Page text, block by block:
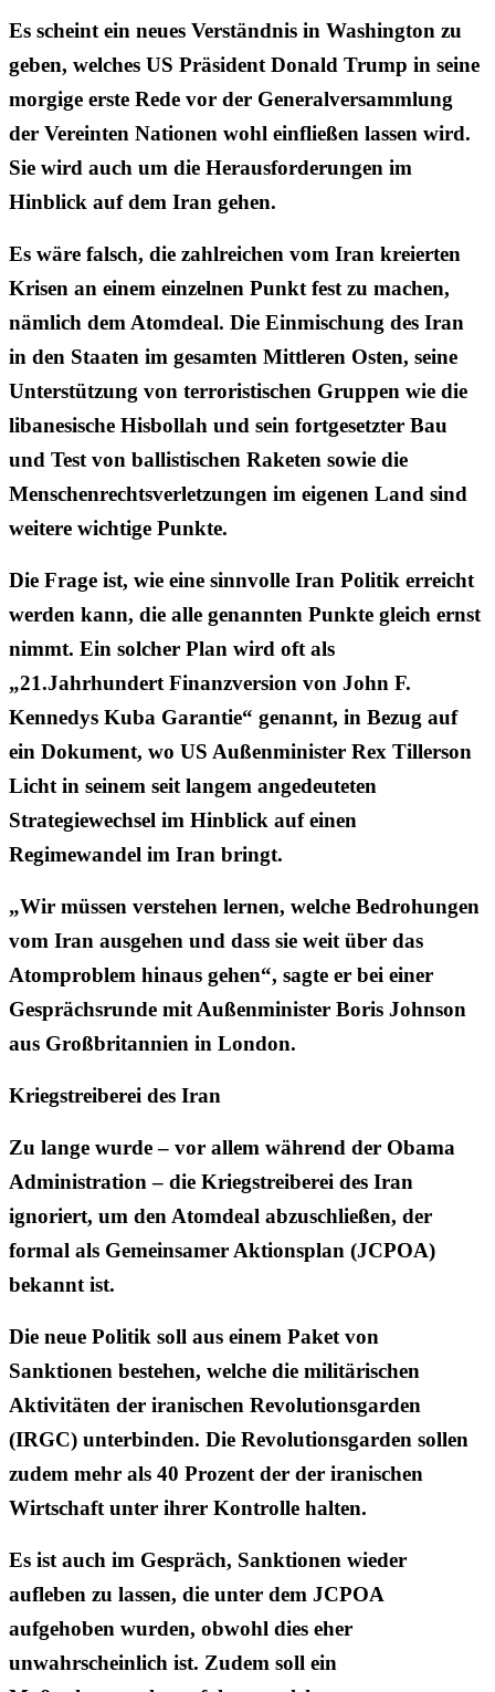
Es scheint ein neues Verständnis in Washington zu
geben, welches US Präsident Donald Trump in seine
morgige erste Rede vor der Generalversammlung
der Vereinten Nationen wohl einfließen lassen wird.
Sie wird auch um die Herausforderungen im
Hinblick auf dem Iran gehen.
Es wäre falsch, die zahlreichen vom Iran kreierten
Krisen an einem einzelnen Punkt fest zu machen,
nämlich dem Atomdeal. Die Einmischung des Iran
in den Staaten im gesamten Mittleren Osten, seine
Unterstützung von terroristischen Gruppen wie die
libanesische Hisbollah und sein fortgesetzter Bau
und Test von ballistischen Raketen sowie die
Menschenrechtsverletzungen im eigenen Land sind
weitere wichtige Punkte.
Die Frage ist, wie eine sinnvolle Iran Politik erreicht
werden kann, die alle genannten Punkte gleich ernst
nimmt. Ein solcher Plan wird oft als
„21.Jahrhundert Finanzversion von John F.
Kennedys Kuba Garantie“ genannt, in Bezug auf
ein Dokument, wo US Außenminister Rex Tillerson
Licht in seinem seit langem angedeuteten
Strategiewechsel im Hinblick auf einen
Regimewandel im Iran bringt.
„Wir müssen verstehen lernen, welche Bedrohungen
vom Iran ausgehen und dass sie weit über das
Atomproblem hinaus gehen“, sagte er bei einer
Gesprächsrunde mit Außenminister Boris Johnson
aus Großbritannien in London.
Kriegstreiberei des Iran
Zu lange wurde – vor allem während der Obama
Administration – die Kriegstreiberei des Iran
ignoriert, um den Atomdeal abzuschließen, der
formal als Gemeinsamer Aktionsplan (JCPOA)
bekannt ist.
Die neue Politik soll aus einem Paket von
Sanktionen bestehen, welche die militärischen
Aktivitäten der iranischen Revolutionsgarden
(IRGC) unterbinden. Die Revolutionsgarden sollen
zudem mehr als 40 Prozent der der iranischen
Wirtschaft unter ihrer Kontrolle halten.
Es ist auch im Gespräch, Sanktionen wieder
aufleben zu lassen, die unter dem JCPOA
aufgehoben wurden, obwohl dies eher
unwahrscheinlich ist. Zudem soll ein